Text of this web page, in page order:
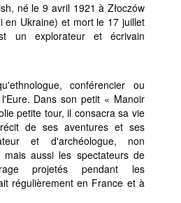
né le 9 avril 1921 à Złoczów
en Ukraine) et mort le 17 juillet
un explorateur et écrivain
conférencier ou
Dans son petit « Manoir
petite tour, il consacra sa vie
de ses aventures et ses
et d'archéologue, non
mais aussi les spectateurs de
projetés pendant les
régulièrement en France et à